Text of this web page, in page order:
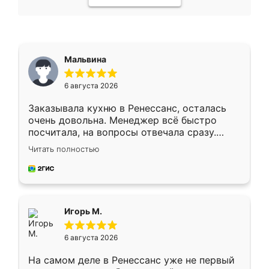
Мальвина
6 августа 2026
Заказывала кухню в Ренессанс, осталась
очень довольна. Менеджер всё быстро
посчитала, на вопросы отвечала сразу.
Замерщик приехал в субботу, подошёл к
делу со всей ответственностью. Собрали
за день, ребята работали аккуратно, даже
Читать полностью
Игорь М.
6 августа 2026
На самом деле в Ренессанс уже не первый